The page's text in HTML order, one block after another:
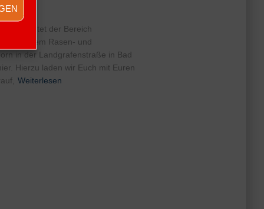
der Bereich
auf dem Rasen- und
in der Landgrafenstraße in Bad
Hierzu laden wir Euch mit Euren
Weiterlesen